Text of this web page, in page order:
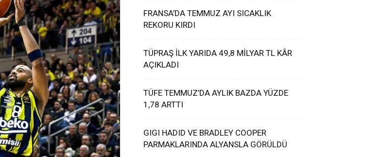
FRANSA’DA TEMMUZ AYI SICAKLIK
REKORU KIRDI
TÜPRAŞ İLK YARIDA 49,8 MİLYAR TL KÂR
AÇIKLADI
TÜFE TEMMUZ’DA AYLIK BAZDA YÜZDE
1,78 ARTTI
GIGI HADID VE BRADLEY COOPER
PARMAKLARINDA ALYANSLA GÖRÜLDÜ